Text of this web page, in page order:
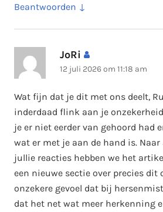
Beantwoorden
JoRi
12 juli 2026 om 11:18 am
Wat fijn dat je dit met ons deelt,
inderdaad flink aan je
je er niet eerder van gehoord had
wat er met je aan de hand is.
jullie reacties hebben we het
een nieuwe sectie over precies dit
onzekere gevoel dat bij
dat het net wat meer herkenning